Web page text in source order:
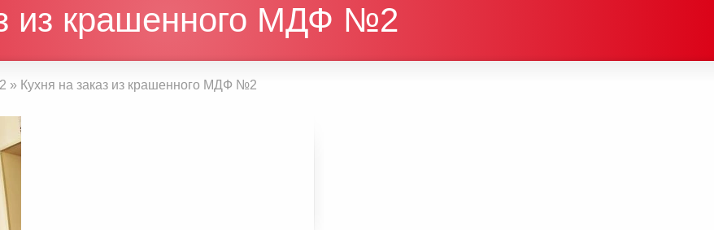
из крашенного МДФ №2
» Кухня на заказ из крашенного МДФ №2